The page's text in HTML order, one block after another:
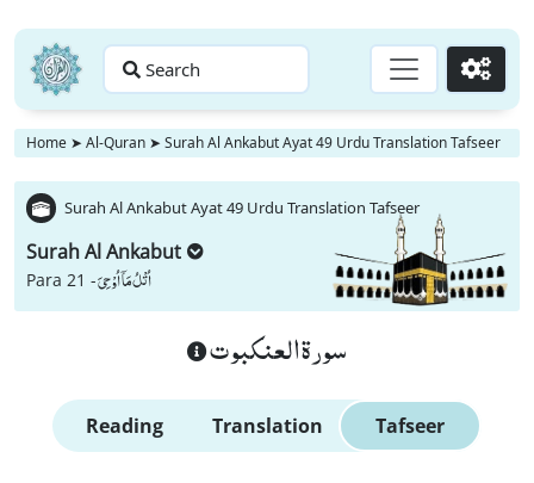
Search Go
Home ➤ Al-Quran ➤ Surah Al Ankabut Ayat 49 Urdu Translation Tafseer
Surah Al Ankabut Ayat 49 Urdu Translation Tafseer
Surah Al Ankabut
Para 21 -اُتْلُ مَاۤ اُوْحِیَ
سورة العنكبوت
Reading Translation Tafseer